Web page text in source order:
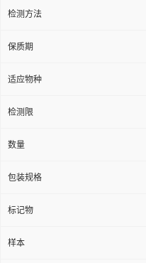
检测方法
保质期
适应物种
检测限
数量
包装规格
标记物
样本